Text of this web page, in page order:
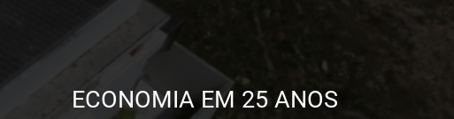
ECONOMIA EM 25 ANOS